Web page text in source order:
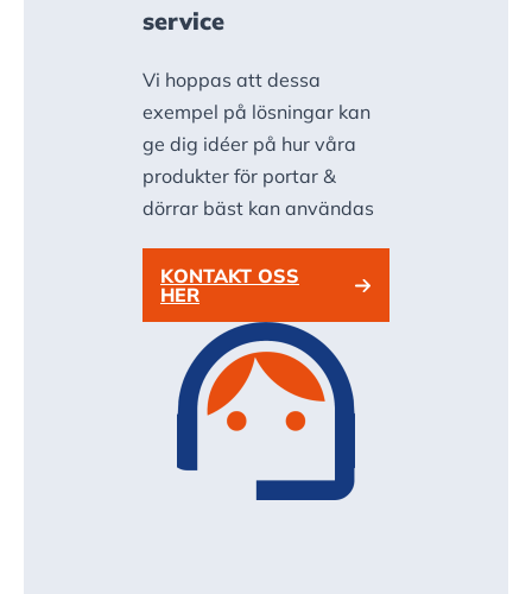
service
Vi hoppas att dessa
exempel på lösningar kan
ge dig idéer på hur våra
produkter för portar &
dörrar bäst kan användas
KONTAKT OSS
HER